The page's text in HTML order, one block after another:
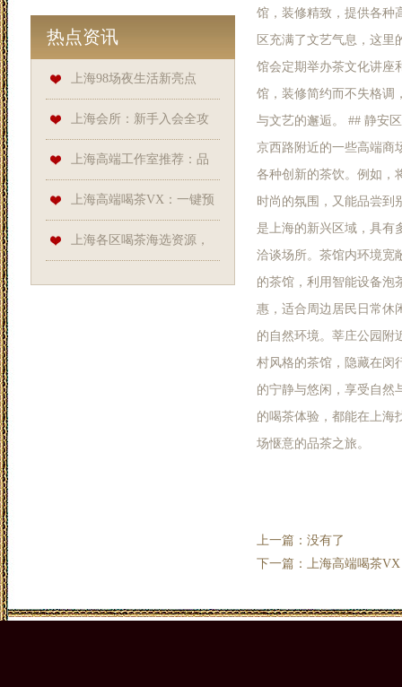
热点资讯
上海98场夜生活新亮点
上海会所：新手入会全攻
略 上海高端工作室推荐：品
茶搭配建议
上海高端喝茶VX：一键预
约的便捷通道，嫩茶触手可及
上海各区喝茶海选资源，
馆，装修精致，提供各种
区充满了文艺气息，这
馆会定期举办茶文化讲座
馆，装修简约而不失格调
与文艺的邂逅。 ## 静安
京西路附近的一些高端商
各种创新的茶饮。例如，
时尚的氛围，又能品尝到
是上海的新兴区域，具有
洽谈场所。茶馆内环境宽
的茶馆，利用智能设备泡
惠，适合周边居民日常休
的自然环境。莘庄公园附
村风格的茶馆，隐藏在闵
的宁静与悠闲，享受自然
的喝茶体验，都能在上海
场惬意的品茶之旅。
上一篇：没有了
下一篇： 上海高端喝茶